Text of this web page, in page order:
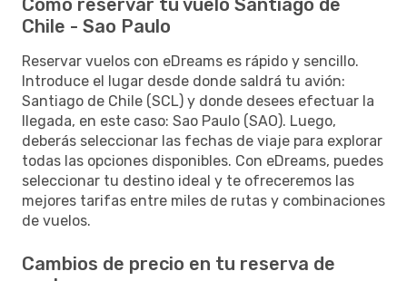
Cómo reservar tu vuelo Santiago de
Chile - Sao Paulo
Reservar vuelos con eDreams es rápido y sencillo.
Introduce el lugar desde donde saldrá tu avión:
Santiago de Chile (SCL) y donde desees efectuar la
llegada, en este caso: Sao Paulo (SAO). Luego,
deberás seleccionar las fechas de viaje para explorar
todas las opciones disponibles. Con eDreams, puedes
seleccionar tu destino ideal y te ofreceremos las
mejores tarifas entre miles de rutas y combinaciones
de vuelos.
Cambios de precio en tu reserva de